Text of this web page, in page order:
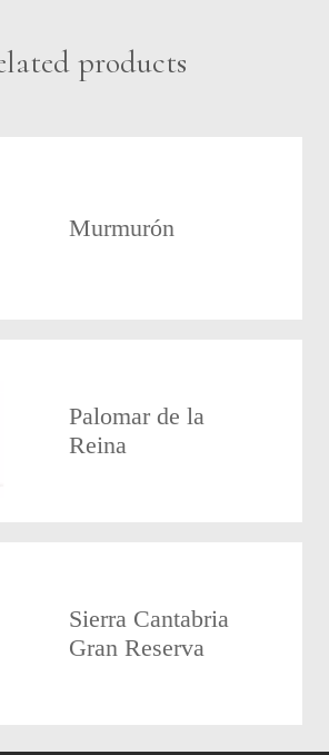
products
Murmurón
Palomar de la
Reina
Sierra Cantabria
Gran Reserva